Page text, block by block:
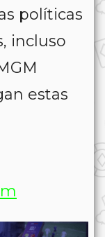
políticas
incluso
estas